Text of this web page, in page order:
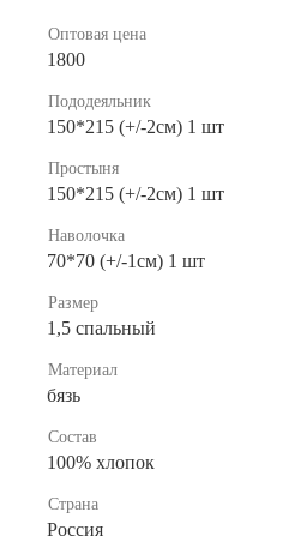
Оптовая цена
1800
Пододеяльник
150*215 (+/-2см) 1 шт
Простыня
150*215 (+/-2см) 1 шт
Наволочка
70*70 (+/-1см) 1 шт
Размер
1,5 спальный
Материал
бязь
Состав
100% хлопок
Страна
Россия